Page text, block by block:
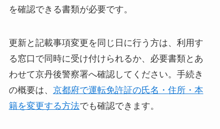
を確認できる書類が必要です。
更新と記載事項変更を同じ日に行う方は、利用す
る窓口で同時に受け付けられるか、必要書類とあ
わせて京丹後警察署へ確認してください。手続き
の概要は、 京都府で運転免許証の氏名・住所・本
籍を変更する方法でも確認できます。